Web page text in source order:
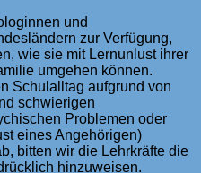
und
zur Verfügung,
wie sie mit Lernunlust ihrer
umgehen können.
Schulalltag aufgrund von
schwierigen
Problemen oder
eines Angehörigen)
bitten wir die Lehrkräfte die
hinzuweisen.